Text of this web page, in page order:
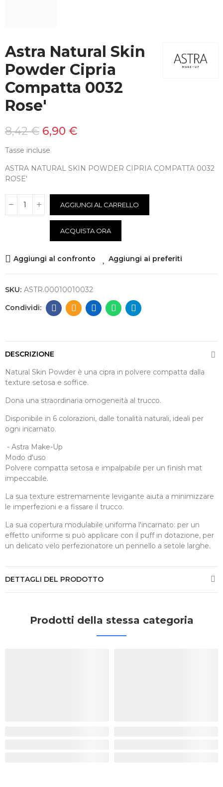
Astra Natural Skin
Powder Cipria
Compatta 0032
Rose'
8,42 € 6,90 €
Tasse incluse
ASTRA NATURAL SKIN POWDER CIPRIA COMPATTA 0032
ROSE'
AGGIUNGI AL CARRELLO
ACQUISTA ORA
Aggiungi al confronto Aggiungi ai preferiti
SKU: ASTR.00010010032
DESCRIZIONE
Natural Skin Powder è una cipra in polvere compatta dalla
texture setosa e soffice.
Dona una straordinaria omogeneità al trucco.
Disponibile in 6 colorazioni, dalle tonalità naturali, ideali per
ogni incarnato.
- Astra Make-Up
Modo d'uso
Polvere compatta setosa e impalpabile per un finish mat
impeccabile.
La sua texture estremamente levigante aiuta a minimizzare
le imperfezioni e a fissare il trucco.
La sua copertura modulabile uniforma l'incarnato: per un
effetto uniforme si può applicare con il puff in dotazione, per
un delicato velo perfezionatore un pennello a setole larghe.
DETTAGLI DEL PRODOTTO
Prodotti della stessa categoria